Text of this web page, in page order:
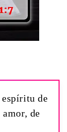
espíritu de
de